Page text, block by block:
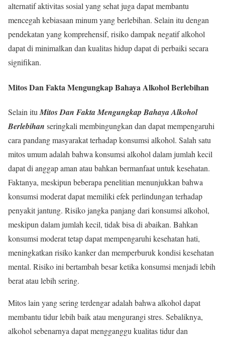
alternatif aktivitas sosial yang sehat juga dapat membantu
mencegah kebiasaan minum yang berlebihan. Selain itu dengan
pendekatan yang komprehensif, risiko dampak negatif alkohol
dapat di minimalkan dan kualitas hidup dapat di perbaiki secara
signifikan.
Mitos Dan Fakta Mengungkap Bahaya Alkohol Berlebihan
Selain itu Mitos Dan Fakta Mengungkap Bahaya Alkohol
Berlebihan seringkali membingungkan dan dapat mempengaruhi
cara pandang masyarakat terhadap konsumsi alkohol. Salah satu
mitos umum adalah bahwa konsumsi alkohol dalam jumlah kecil
dapat di anggap aman atau bahkan bermanfaat untuk kesehatan.
Faktanya, meskipun beberapa penelitian menunjukkan bahwa
konsumsi moderat dapat memiliki efek perlindungan terhadap
penyakit jantung. Risiko jangka panjang dari konsumsi alkohol,
meskipun dalam jumlah kecil, tidak bisa di abaikan. Bahkan
konsumsi moderat tetap dapat mempengaruhi kesehatan hati,
meningkatkan risiko kanker dan memperburuk kondisi kesehatan
mental. Risiko ini bertambah besar ketika konsumsi menjadi lebih
berat atau lebih sering.
Mitos lain yang sering terdengar adalah bahwa alkohol dapat
membantu tidur lebih baik atau mengurangi stres. Sebaliknya,
alkohol sebenarnya dapat mengganggu kualitas tidur dan